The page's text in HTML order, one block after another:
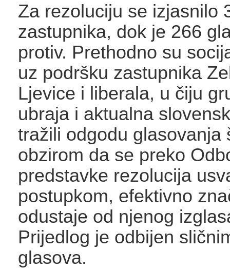
Za rezoluciju se izjasnilo
zastupnika, dok je 266
protiv. Prethodno su
uz podršku zastupnika
Ljevice i liberala, u čiju
ubraja i aktualna
tražili odgodu glasovanja
obzirom da se preko
predstavke rezolucija
postupkom, efektivno
odustaje od njenog
Prijedlog je odbijen
glasova.